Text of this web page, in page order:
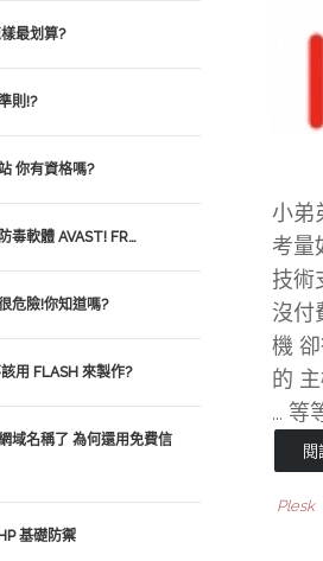
小弟
考量
技術
沒付
機
的
... 等
閱
Plesk
最划算?
則!?
你有資格嗎?
毒軟體 AVAST! FR…
危險!你知道嗎?
用 FLASH 來製作?
域名稱了 為何還用免費信
基礎防禦